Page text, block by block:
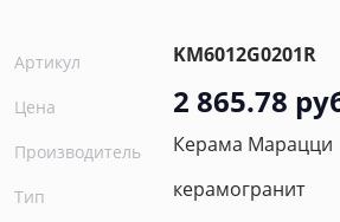
Артикул KM6012G0201R
Цена 2 865.78
Производитель Керама Марацци
Тип керамогранит